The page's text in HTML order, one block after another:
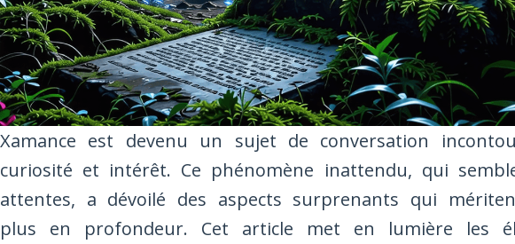
Xamance est devenu un sujet de conversation
curiosité et intérêt. Ce phénomène inattendu, qui
attentes, a dévoilé des aspects surprenants qui
plus en profondeur. Cet article met en lumière les